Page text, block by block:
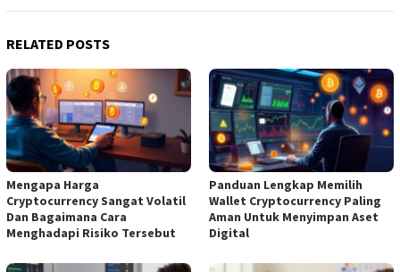
RELATED POSTS
Mengapa Harga
Cryptocurrency Sangat Volatil
Dan Bagaimana Cara
Menghadapi Risiko Tersebut
Panduan Lengkap Memilih
Wallet Cryptocurrency Paling
Aman Untuk Menyimpan Aset
Digital